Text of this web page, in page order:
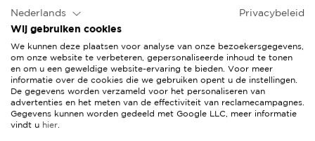
Nederlands
Privacybeleid
Wij gebruiken cookies
We kunnen deze plaatsen voor analyse van onze bezoekersgegevens,
om onze website te verbeteren, gepersonaliseerde inhoud te tonen
en om u een geweldige website-ervaring te bieden. Voor meer
informatie over de cookies die we gebruiken opent u de instellingen.
De gegevens worden verzameld voor het personaliseren van
advertenties en het meten van de effectiviteit van reclamecampagnes.
Gegevens kunnen worden gedeeld met Google LLC, meer informatie
vindt u hier.